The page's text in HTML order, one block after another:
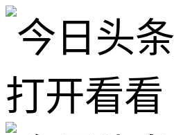
打开看看